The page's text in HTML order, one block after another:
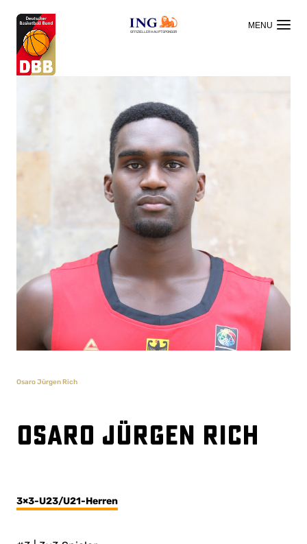
OFFIZIELLER HAUPTSPONSOR
Osaro Jürgen Rich
Osaro Jürgen Rich
3×3-U23/U21-Herren